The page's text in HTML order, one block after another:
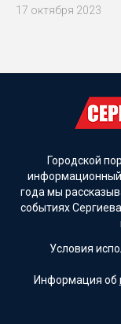
17 октября 2023
Городской
информационный
года мы
событиях
Условия
Информация об